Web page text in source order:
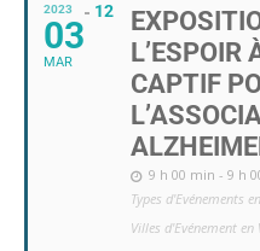
2023
03
MAR
12
CAPTIF
9 h 00 min - 9 h
Types d'Evénements
Villes d'Evénement en